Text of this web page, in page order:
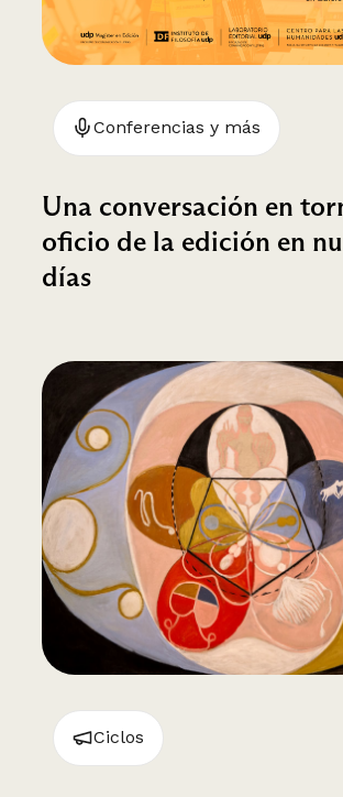
Conferencias y más
Una conversación en
oficio de la edición en
días
Ciclos